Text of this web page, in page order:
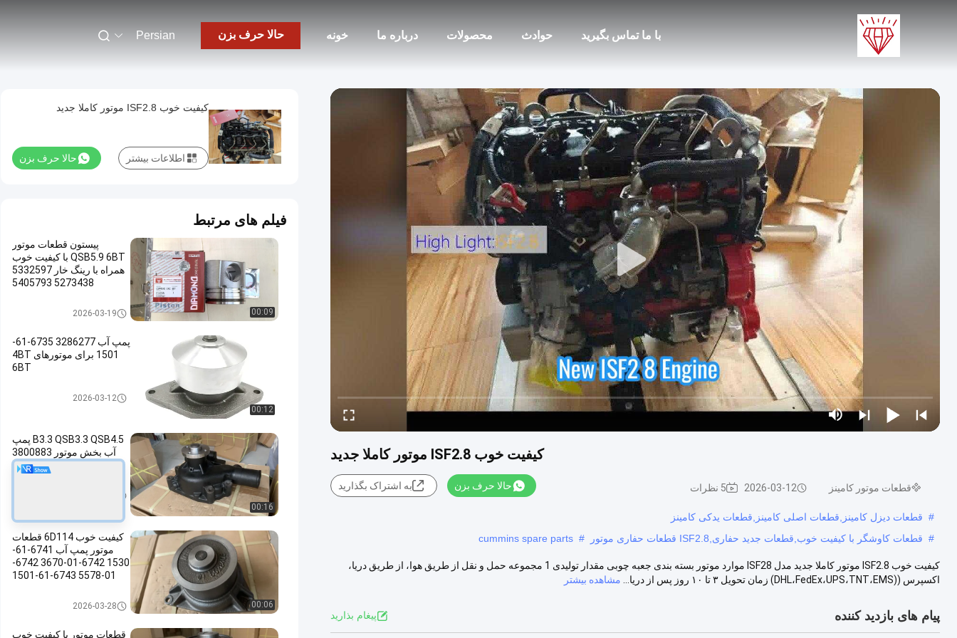
خونه درباره ما محصولات حوادث با ما تماس بگیرید حالا حرف بزن Persian
کیفیت خوب ISF2.8 موتور کاملا جدید
قطعات موتور کامینز 2026-03-12 5 نظرات حالا حرف بزن به اشتراک بگذارید
# قطعات دیزل کامینز,قطعات اصلی کامینز,قطعات یدکی کامینز
# قطعات کاوشگر با کیفیت خوب,قطعات جدید حفاری,ISF2.8 قطعات حفاری موتور #
cummins spare parts
کیفیت خوب ISF2.8 موتور کاملا جدید مدل ISF28 موارد موتور بسته بندی جعبه چوبی مقدار تولیدی 1 مجموعه حمل و نقل از طریق هوا، از طریق دریا،
اکسپرس ((DHL،FedEx،UPS،TNT،EMS) زمان تحویل ۳ تا ۱۰ روز پس از دریا...
مشاهده بیشتر
پیام های بازدید کننده پيغام بذاريد
کیفیت خوب ISF2.8 موتور کاملا جدید
حالا حرف بزن اطلاعات بیشتر
فیلم های مرتبط
00:09
پیستون قطعات موتور
QSB5.9 6BT با کیفیت خوب
همراه با رینگ خار 5332597
5273438 5405793
قطعات موتور کامینز2026-03-19
00:12
پمپ آب 3286277 6735-61-
1501 برای موتورهای 4BT
6BT
قطعات موتور کامینز2026-03-12
00:16
B3.3 QSB3.3 QSB4.5 پمپ
آب بخش موتور 3800883
C6204611601 4981207
00:06
کیفیت خوب 6D114 قطعات
موتور پمپ آب 6741-61-
1530 6742-01-3670 6742-
01-5578 6743-61-1501
قطعات موتور کامینز2026-03-28
قطعات موتور با کیفیت خوب